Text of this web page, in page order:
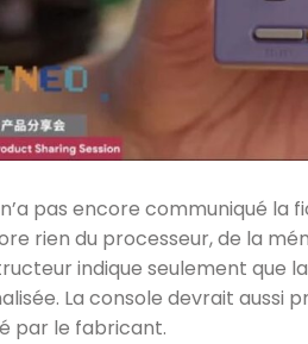
pas encore communiqué la
rien du processeur, de la
indique seulement que
La console devrait aussi
par le fabricant.